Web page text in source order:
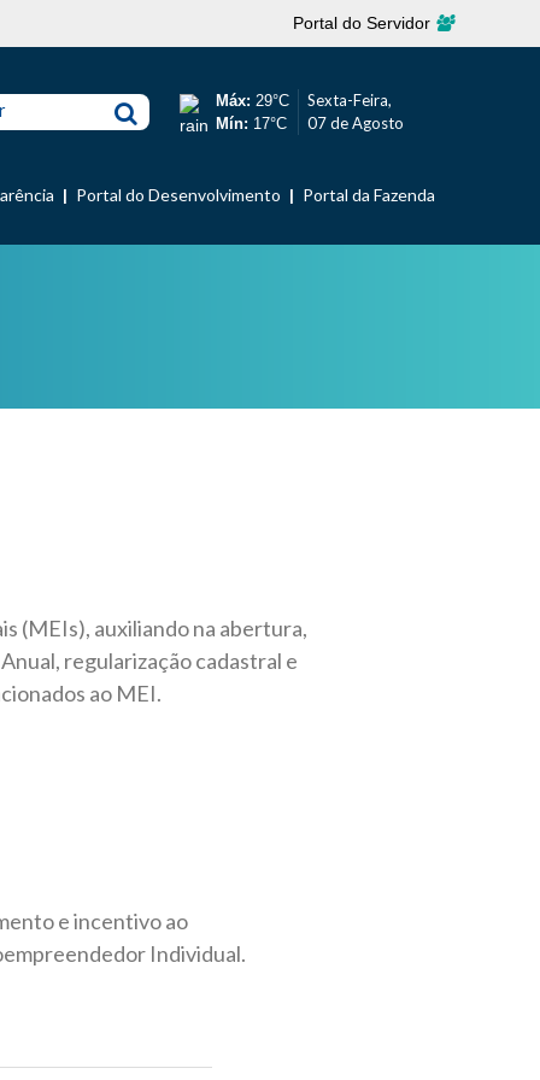
Portal do Servidor
Máx: 29°C
Mín: 17°C
Sexta-Feira,
07 de Agosto
Portal do Desenvolvimento Portal da Fazenda
(MEIs), auxiliando na abertura,
regularização cadastral e
ao MEI.
e incentivo ao
Individual.